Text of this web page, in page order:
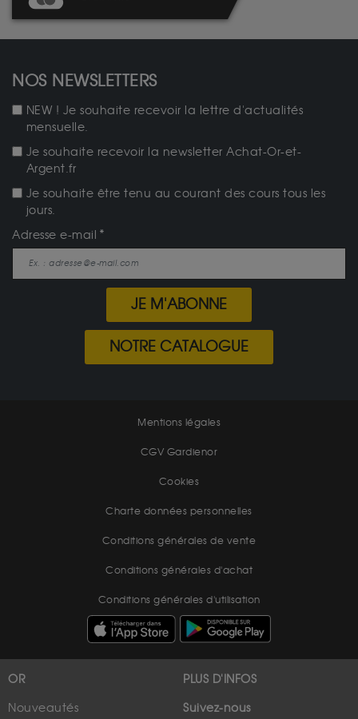
NOS NEWSLETTERS
NEW ! Je souhaite recevoir la lettre d'actualités
mensuelle.
Je souhaite recevoir la newsletter Achat-Or-et-
Argent.fr
Je souhaite être tenu au courant des cours tous les
jours.
Adresse e-mail
JE M'ABONNE
NOTRE CATALOGUE
Mentions légales
CGV Gardienor
Cookies
Charte données personnelles
Conditions générales de vente
Conditions générales d'achat
Conditions générales d'utilisation
OR
Nouveautés
PLUS D'INFOS
Suivez-nous